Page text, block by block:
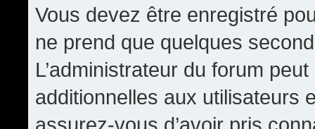
Vous devez être enregistré
ne prend que quelques
L’administrateur du forum
additionnelles aux utilisateurs
assurez-vous d’avoir pris